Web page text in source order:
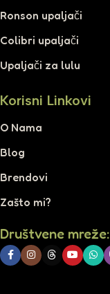
Ronson upaljači
Colibri upaljači
Upaljači za lulu
Korisni Linkovi
O Nama
Blog
Brendovi
Zašto mi?
Društvene mreže: